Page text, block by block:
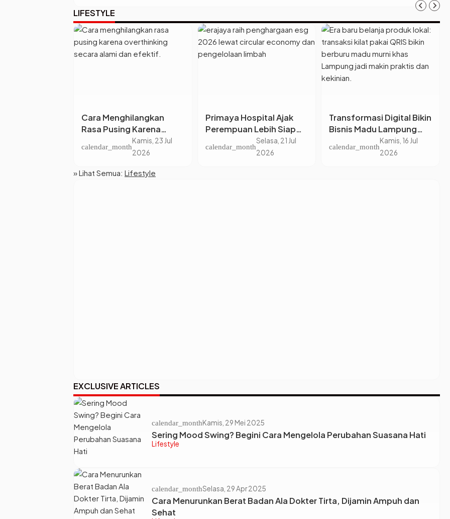
job bukan lagi hal yang asing di kalangan Gen Z.
Banyak anak muda yang rela ngorbanin waktu istirahat
demi […]
LIFESTYLE
Cara Menghilangkan
Rasa Pusing Karena
Overthinking yang
Ampuh dan Bikin Mindful
calendar_month
Kamis, 23 Jul
2026
Primaya Hospital Ajak
Perempuan Lebih Siap
Perimenopause
calendar_month
Selasa, 21 Jul
2026
Transformasi Digital Bikin
Bisnis Madu Lampung
Melesat, Suhita Lebah
Indonesia Andalkan QRIS
calendar_month
Kamis, 16 Jul
2026
» Lihat Semua: Lifestyle
EXCLUSIVE ARTICLES
Lifestyle
Sering Mood Swing? Begini Cara Mengelola Perubahan Suasana Hati
calendar_monthKamis, 29 Mei 2025
Cara Menurunkan Berat Badan Ala Dokter Tirta, Dijamin Ampuh dan
Sehat
calendar_monthSelasa, 29 Apr 2025